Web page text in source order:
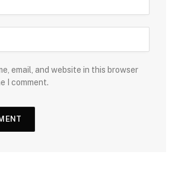
email, and website in this browser
I comment.